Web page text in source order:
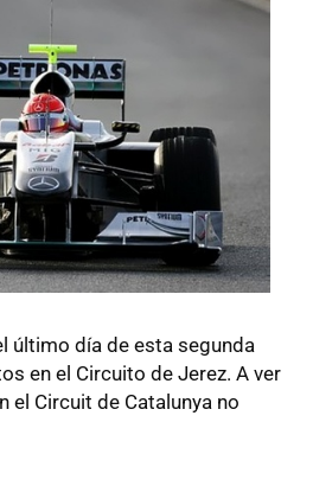
último día de esta segunda
en el Circuito de Jerez. A ver
el Circuit de Catalunya no